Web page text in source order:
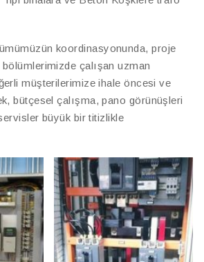
koordinasyonunda, proje
çalışan uzman
müşterilerimize ihale öncesi ve
bütçesel çalışma, pano görünüşleri
büyük bir titizlikle